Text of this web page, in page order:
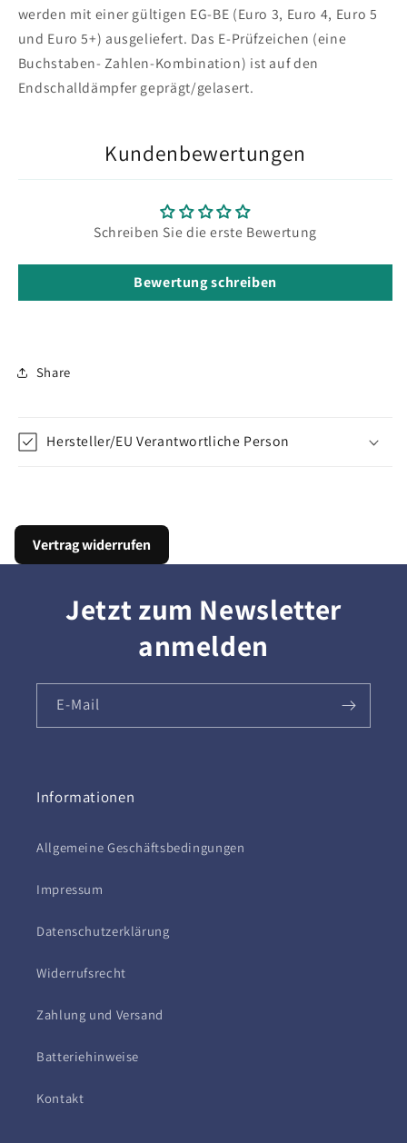
werden mit einer gültigen EG-BE (Euro 3, Euro 4, Euro 5
und Euro 5+) ausgeliefert. Das E-Prüfzeichen (eine
Buchstaben- Zahlen-Kombination) ist auf den
Endschalldämpfer geprägt/gelasert.
Kundenbewertungen
Schreiben Sie die erste Bewertung
Bewertung schreiben
Share
Hersteller/EU Verantwortliche Person
Vertrag widerrufen
Jetzt zum Newsletter
anmelden
E-Mail
Informationen
Allgemeine Geschäftsbedingungen
Impressum
Datenschutzerklärung
Widerrufsrecht
Zahlung und Versand
Batteriehinweise
Kontakt